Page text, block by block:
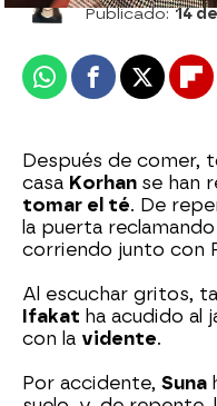
Publicado:14
WhatsappFacebook
X
Después de comer,
casa Korhan se han
tomar el té. De
la puerta
corriendo junto con
Al escuchar gritos,
Ifakat ha acudido al
con la vidente.
Por accidente, Suna